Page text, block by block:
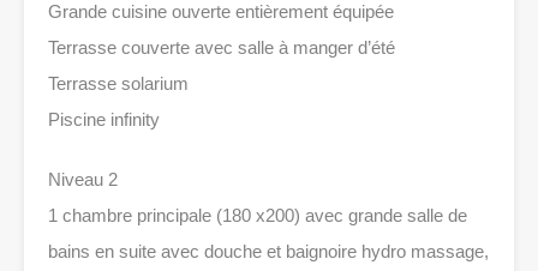
Grande cuisine ouverte entièrement équipée
Terrasse couverte avec salle à manger d’été
Terrasse solarium
Piscine infinity
Niveau 2
1 chambre principale (180 x200) avec grande salle de
bains en suite avec douche et baignoire hydro massage,